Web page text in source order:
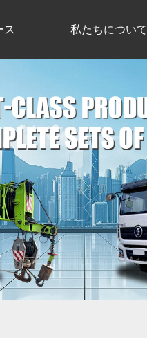
ス 私たちについて